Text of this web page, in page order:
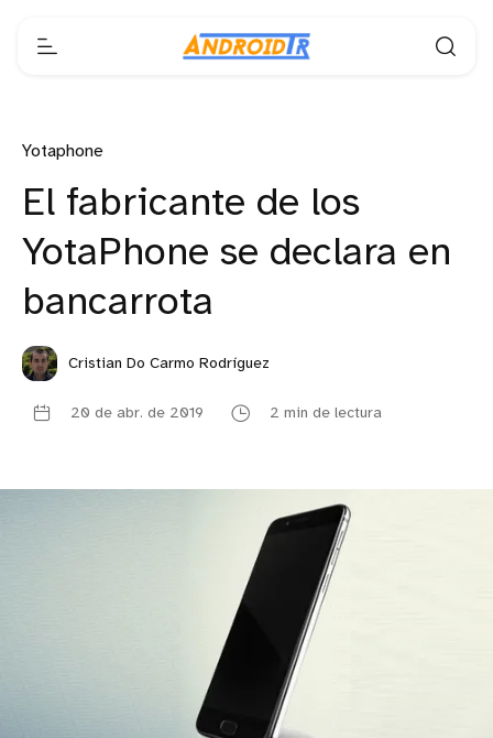
Yotaphone
El fabricante de los
YotaPhone se declara en
bancarrota
Cristian Do Carmo Rodríguez
20 de abr. de 2019 2 min de lectura